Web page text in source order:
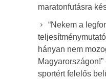
maratonfutásra
“Nekem a
hányan nem
sportért felelős